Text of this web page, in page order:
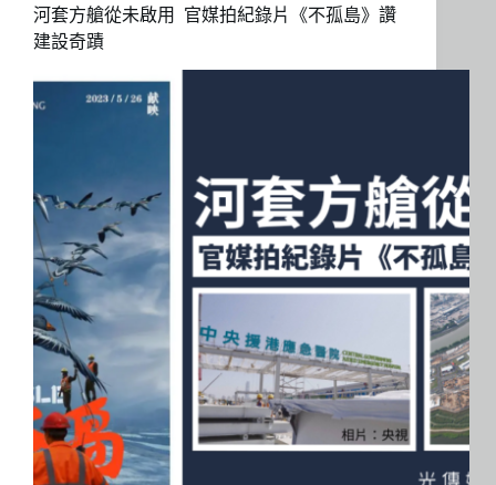
河套方艙從未啟用 官媒拍紀錄片《不孤島》讚
建設奇蹟